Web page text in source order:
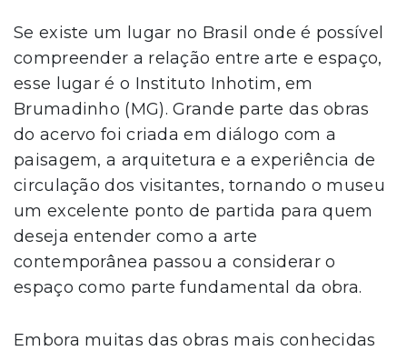
Se existe um lugar no Brasil onde é possível
compreender a relação entre arte e espaço,
esse lugar é o Instituto Inhotim, em
Brumadinho (MG). Grande parte das obras
do acervo foi criada em diálogo com a
paisagem, a arquitetura e a experiência de
circulação dos visitantes, tornando o museu
um excelente ponto de partida para quem
deseja entender como a arte
contemporânea passou a considerar o
espaço como parte fundamental da obra.
Embora muitas das obras mais conhecidas